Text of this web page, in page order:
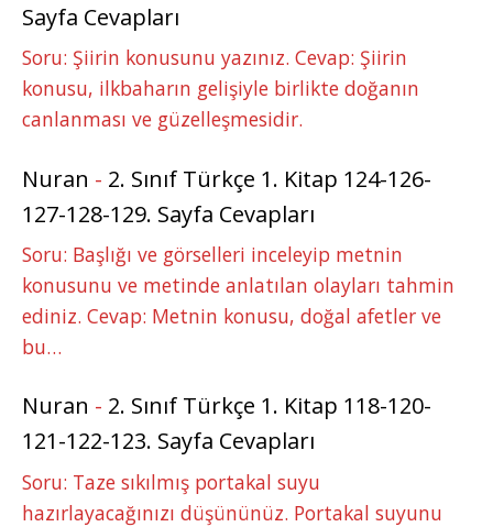
Sayfa Cevapları
Soru: Şiirin konusunu yazınız. Cevap: Şiirin
konusu, ilkbaharın gelişiyle birlikte doğanın
canlanması ve güzelleşmesidir.
Nuran - 2. Sınıf Türkçe 1. Kitap 124-126-
127-128-129. Sayfa Cevapları
Soru: Başlığı ve görselleri inceleyip metnin
konusunu ve metinde anlatılan olayları tahmin
ediniz. Cevap: Metnin konusu, doğal afetler ve
bu…
Nuran - 2. Sınıf Türkçe 1. Kitap 118-120-
121-122-123. Sayfa Cevapları
Soru: Taze sıkılmış portakal suyu
hazırlayacağınızı düşününüz. Portakal suyunu